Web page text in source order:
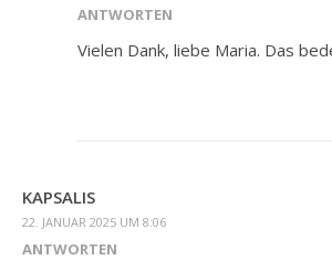
ANTWORTEN
Vielen Dank, liebe Maria. Das
KAPSALIS
22. JANUAR 2025 UM 8:06
ANTWORTEN